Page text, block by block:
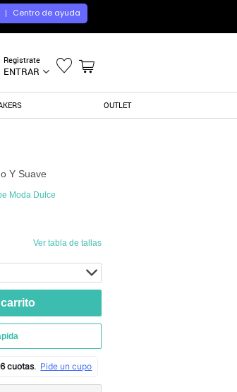
| Centro de ayuda
Registrate
ENTRAR
OUTLET
Y Suave
Moda Dulce
Ver tabla de tallas